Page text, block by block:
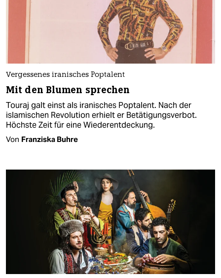
Vergessenes iranisches Poptalent
Mit den Blumen sprechen
Touraj galt einst als iranisches Poptalent. Nach der
islamischen Revolution erhielt er Betätigungsverbot.
Höchste Zeit für eine Wiederentdeckung.
Von Franziska Buhre